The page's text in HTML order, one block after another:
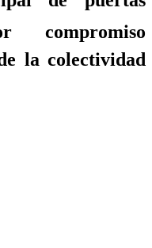
compromiso
la colectividad